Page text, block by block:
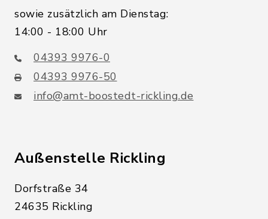
sowie zusätzlich am Dienstag:
14:00 - 18:00 Uhr
04393 9976-0
04393 9976-50
info@amt-boostedt-rickling.de
Außenstelle Rickling
Dorfstraße 34
24635 Rickling